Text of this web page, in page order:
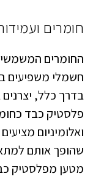
חומרים
החומרים
חשמלי משפיעים
בדרך כלל, יצרנים
פלסטיק כבד
ואלומיניום
שהופך אותם
מטען מפלסטיק